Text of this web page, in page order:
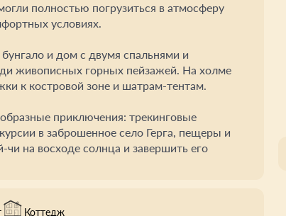
полностью погрузиться в атмосферу
условиях.
и дом с двумя спальнями и
живописных горных пейзажей. На холме
к костровой зоне и шатрам-тентам.
приключения: трекинговые
в заброшенное село Герга, пещеры и
чи на восходе солнца и завершить его
Коттедж